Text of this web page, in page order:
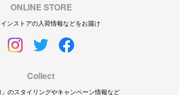
ONLINE STORE
ンストアの入荷情報などをお届け
Collect
のスタイリングやキャンペーン情報など